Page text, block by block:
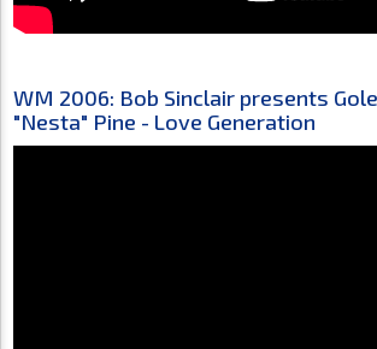
WM 2006: Bob Sinclair presents
"Nesta" Pine - Love Generation